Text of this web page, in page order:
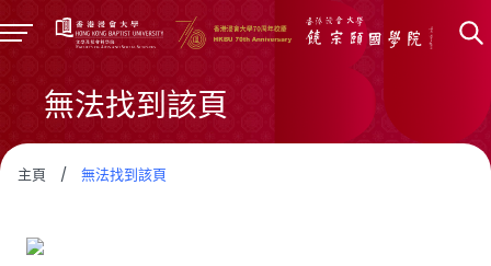
無法找到該頁
主頁 / 無法找到該頁